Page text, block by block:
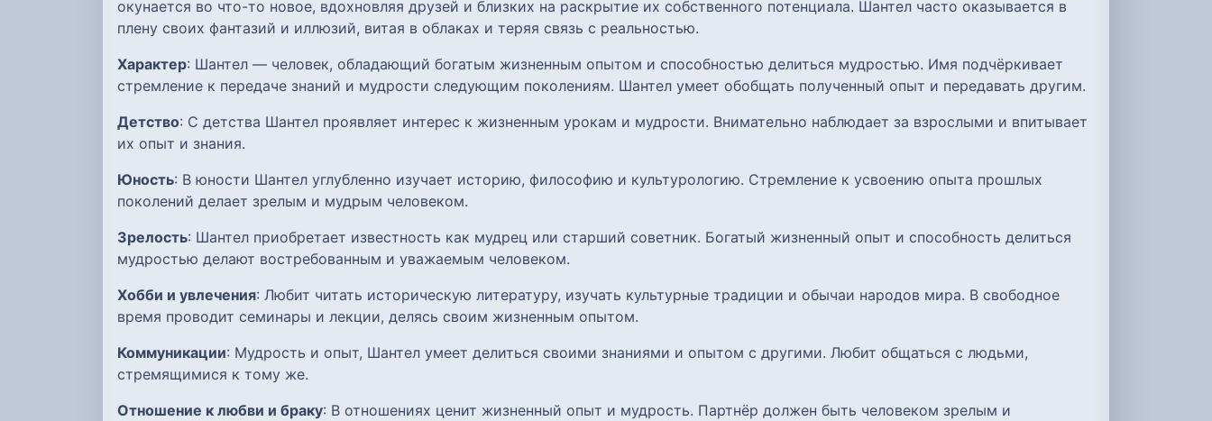
окунается во что-то новое, вдохновляя друзей и близких на раскрытие их собственного потенциала. Шантел часто оказывается в
плену своих фантазий и иллюзий, витая в облаках и теряя связь с реальностью.
Характер: Шантел — человек, обладающий богатым жизненным опытом и способностью делиться мудростью. Имя подчёркивает
стремление к передаче знаний и мудрости следующим поколениям. Шантел умеет обобщать полученный опыт и передавать другим.
Детство: С детства Шантел проявляет интерес к жизненным урокам и мудрости. Внимательно наблюдает за взрослыми и впитывает
их опыт и знания.
Юность: В юности Шантел углубленно изучает историю, философию и культурологию. Стремление к усвоению опыта прошлых
поколений делает зрелым и мудрым человеком.
Зрелость: Шантел приобретает известность как мудрец или старший советник. Богатый жизненный опыт и способность делиться
мудростью делают востребованным и уважаемым человеком.
Хобби и увлечения: Любит читать историческую литературу, изучать культурные традиции и обычаи народов мира. В свободное
время проводит семинары и лекции, делясь своим жизненным опытом.
Коммуникации: Мудрость и опыт, Шантел умеет делиться своими знаниями и опытом с другими. Любит общаться с людьми,
стремящимися к тому же.
Отношение к любви и браку: В отношениях ценит жизненный опыт и мудрость. Партнёр должен быть человеком зрелым и